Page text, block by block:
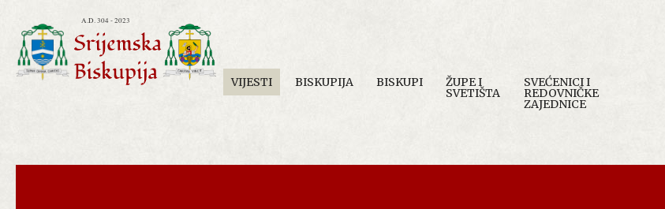
VIJESTI BISKUPIJA BISKUPI ŽUPE I
SVETIŠTA
SVEĆENICI I
REDOVNIČKE
ZAJEDNICE